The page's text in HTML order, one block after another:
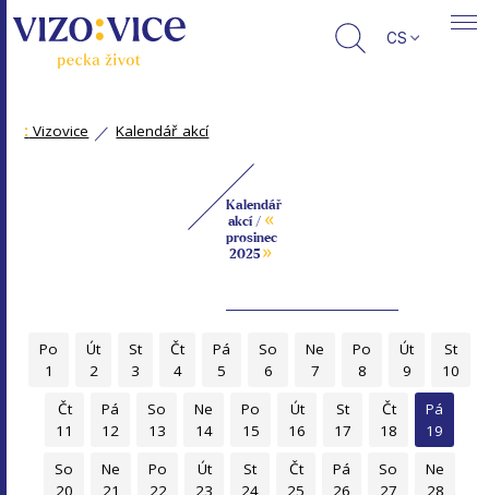
CS
: Vizovice Kalendář akcí
Kalendář
akcí / «
prosinec
2025»
Po
1
Út
2
St
3
Čt
4
Pá
5
So
6
Ne
7
Po
8
Út
9
St
10
Čt
11
Pá
12
So
13
Ne
14
Po
15
Út
16
St
17
Čt
18
Pá
19
So
20
Ne
21
Po
22
Út
23
St
24
Čt
25
Pá
26
So
27
Ne
28